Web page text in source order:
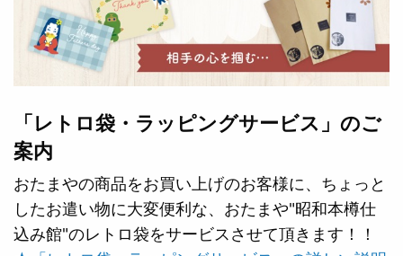
「レトロ袋・ラッピングサービス」のご
案内
おたまやの商品をお買い上げのお客様に、ちょっと
したお遣い物に大変便利な、おたまや"昭和本樽仕
込み館"のレトロ袋をサービスさせて頂きます！！